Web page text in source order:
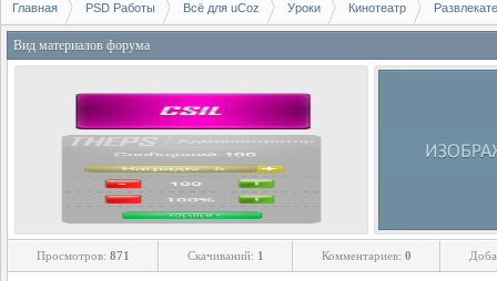
Главная PSD Работы Всё для uCoz Уроки Кинотеатр
Вид материалов форума
Просмотров: 871 Скачиваний: 1 Комментариев: 0